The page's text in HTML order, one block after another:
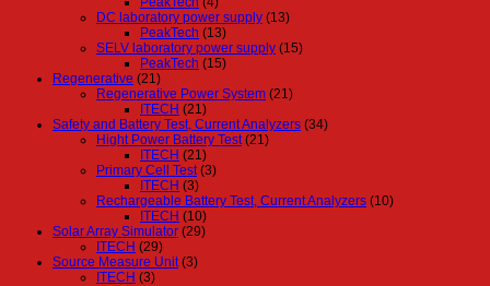
DC laboratory power supply (13)
PeakTech (13)
SELV laboratory power supply (15)
PeakTech (15)
Regenerative (21)
Regenerative Power System (21)
ITECH (21)
Safety and Battery Test, Current Analyzers (34)
Hight Power Battery Test (21)
ITECH (21)
Primary Cell Test (3)
ITECH (3)
Rechargeable Battery Test, Current Analyzers (10)
ITECH (10)
Solar Array Simulator (29)
ITECH (29)
Source Measure Unit (3)
ITECH (3)